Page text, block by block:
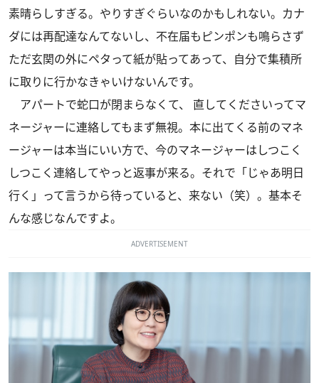
素晴らしすぎる。やりすぎぐらいなのかもしれない。カナ
ダには再配達なんてないし、不在届もピンポンも鳴らさず
ただ玄関の外にペタって紙が貼ってあって、自分で集積所
に取りに行かなきゃいけないんです。
アパートで蛇口が閉まらなくて、 直してくださいってマ
ネージャーに連絡してもまず無視。本に出てくる前のマネ
ージャーは本当にいい方で、今のマネージャーはしつこく
しつこく連絡してやっと返事が来る。それで「じゃあ明日
行く」って言うから待っていると、来ない（笑）。基本そ
んな感じなんですよ。
ADVERTISEMENT